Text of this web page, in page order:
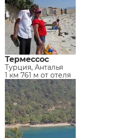
Термессос
Турция, Анталья
1 км 761 м от отеля